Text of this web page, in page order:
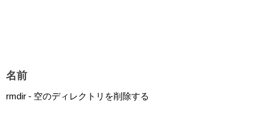
名前
rmdir - 空のディレクトリを削除する